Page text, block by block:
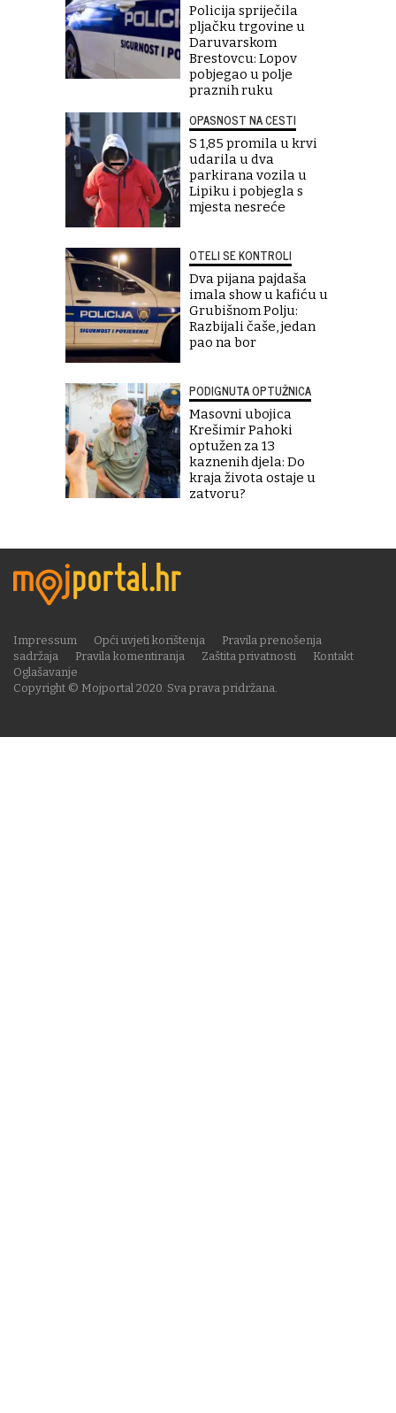
Policija spriječila
pljačku trgovine u
Daruvarskom
Brestovcu: Lopov
pobjegao u polje
praznih ruku
OPASNOST NA CESTI
S 1,85 promila u krvi
udarila u dva
parkirana vozila u
Lipiku i pobjegla s
mjesta nesreće
OTELI SE KONTROLI
Dva pijana pajdaša
imala show u kafiću u
Grubišnom Polju:
Razbijali čaše, jedan
pao na bor
PODIGNUTA OPTUŽNICA
Masovni ubojica
Krešimir Pahoki
optužen za 13
kaznenih djela: Do
kraja života ostaje u
zatvoru?
Copyright © Mojportal 2020. Sva prava pridržana.
Impressum Opći uvjeti korištenja
Pravila prenošenja
sadržaja
Pravila komentiranja Zaštita privatnosti
Kontakt
Oglašavanje